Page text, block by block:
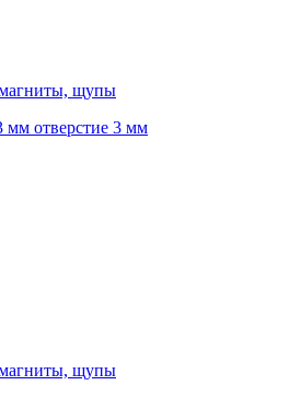
щупы
отверстие 3 мм
щупы